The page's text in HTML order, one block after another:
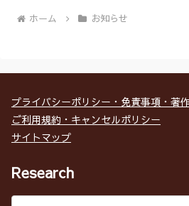
ホーム お知らせ
プライバシーポリシー・免責事項・著
ご利用規約・キャンセルポリシー
サイトマップ
Research